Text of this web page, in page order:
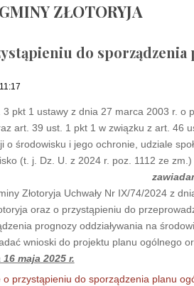
ZŁOTORYJA
do
pkt 1 ustawy z dnia 27 marca 2003 r.
art. 39 ust. 1 pkt 1 w związku z art. 46
o środowisku i jego ochronie, udziale
(t. j. Dz. U. z 2024 r. poz. 1112 ze zm.)
Złotoryja Uchwały Nr IX/74/2024 z
oraz o przystąpieniu do
prognozy oddziaływania na
wnioski do projektu planu ogólnego
maja 2025 r.
o przystąpieniu do sporządzenia planu